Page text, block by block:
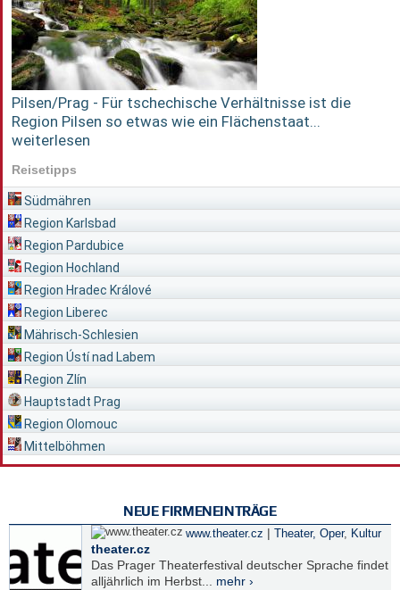
Pilsen/Prag - Für tschechische Verhältnisse ist die
Region Pilsen so etwas wie ein Flächenstaat...
weiterlesen
Reisetipps
Südmähren
Region Karlsbad
Region Pardubice
Region Hochland
Region Hradec Králové
Region Liberec
Mährisch-Schlesien
Region Ústí nad Labem
Region Zlín
Hauptstadt Prag
Region Olomouc
Mittelböhmen
NEUE FIRMENEINTRÄGE
www.theater.cz | Theater, Oper, Kultur
theater.cz
Das Prager Theaterfestival deutscher Sprache findet
alljährlich im Herbst... mehr ›